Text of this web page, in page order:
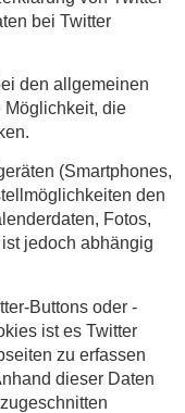
bei Twitter
den allgemeinen
Möglichkeit, die
(Smartphones,
den
Fotos,
jedoch abhängig
Buttons oder -
ist es Twitter
zu erfassen
dieser Daten